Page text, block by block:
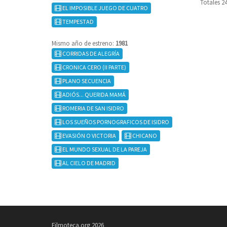
EL IMPOSIBLE JUEGO DE CUATRO
TEMPESTAD
Mismo año de estreno: 1981
CORRIDAS DE ALEGRÍA
CRONICA CERO (II PARTE)
PLANO SECUENCIA
ADIÓS... QUERIDA MAMÁ
ROMERIA DE SAN ISIDRO
LOS SUEÑOS PORNOGRAFICOS DE ISIDRO
EVASIÓN O VICTORIA
CHICANO
EL MUNDO SEXUAL DE LA PAREJA
AL CIELO DE MADRID
Totales
Filmoteca.org 2026